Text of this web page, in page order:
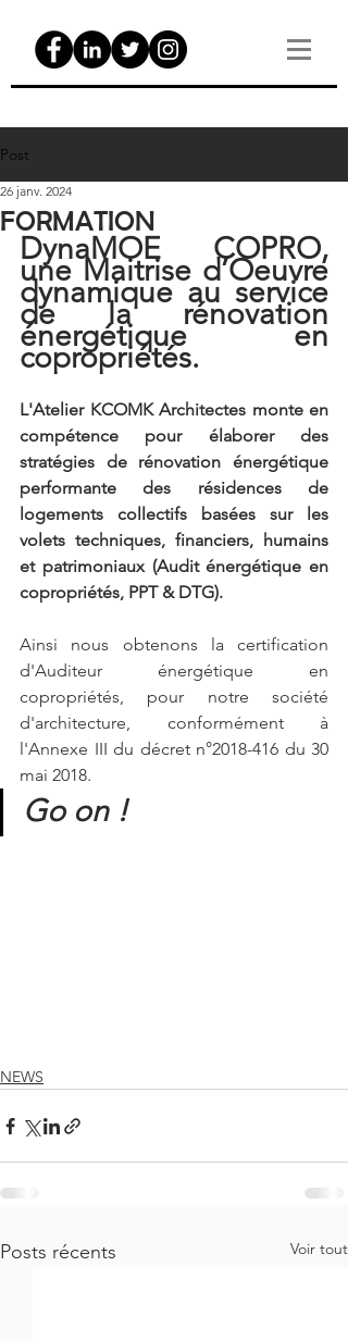
Post
FORMATION
26 janv. 2024
DynaMOE COPRO,
une Maitrise d’Oeuvre
dynamique au service
de la rénovation
énergétique en
copropriétés.
L'Atelier KCOMK Architectes monte en
compétence pour élaborer des
stratégies de rénovation énergétique
performante des résidences de
logements collectifs basées sur les
volets techniques, financiers, humains
et patrimoniaux (Audit énergétique en
copropriétés, PPT & DTG).
Ainsi nous obtenons la certification
d'Auditeur énergétique en
copropriétés, pour notre société
d'architecture, conformément à
l'Annexe III du décret n°2018-416 du 30
mai 2018.
Go on !
NEWS
Posts récents Voir tout